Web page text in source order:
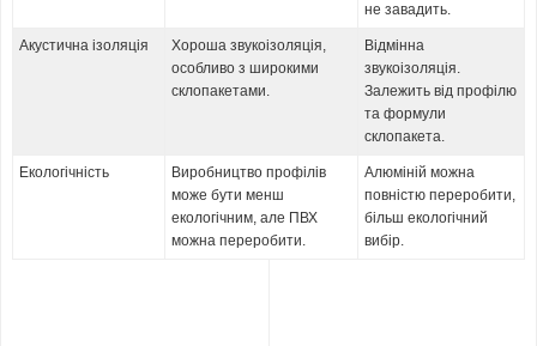
не завадить.
Акустична ізоляція
Хороша звукоізоляція,
особливо з широкими
склопакетами.
Відмінна
звукоізоляція.
Залежить від профілю
та формули
склопакета.
Екологічність
Виробництво профілів
може бути менш
екологічним, але ПВХ
можна переробити.
Алюміній можна
повністю переробити,
більш екологічний
вибір.